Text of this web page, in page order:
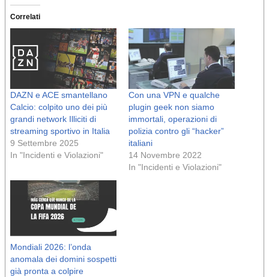
Correlati
DAZN e ACE smantellano
Calcio: colpito uno dei più
grandi network Illiciti di
streaming sportivo in Italia
9 Settembre 2025
In "Incidenti e Violazioni"
Con una VPN e qualche
plugin geek non siamo
immortali, operazioni di
polizia contro gli “hacker”
italiani
14 Novembre 2022
In "Incidenti e Violazioni"
Mondiali 2026: l’onda
anomala dei domini sospetti
già pronta a colpire